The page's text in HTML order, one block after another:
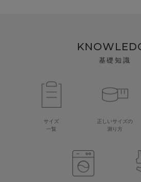
基礎知識
サイズ
一覧
正しいサイズの
測り方